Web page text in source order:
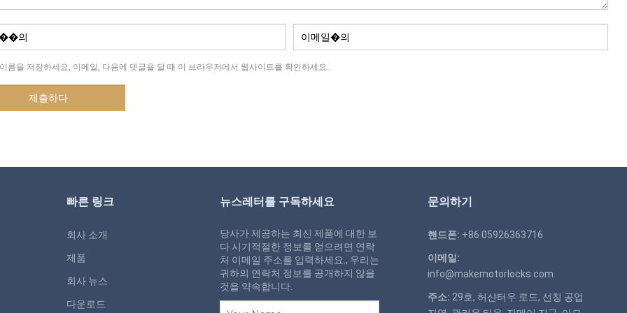
름을 저장하세요, 이메일, 다음에 댓글을 달 때 이 브라우저에서 웹사이트를 확인하세요..
빠른 링크
회사 소개
제품
회사 뉴스
다운로드
뉴스레터를 구독하세요
당사가 제공하는 최신 제품에 대한 보
다 시기적절한 정보를 얻으려면 연락
처 이메일 주소를 입력하세요., 우리는
귀하의 연락처 정보를 공개하지 않을
것을 약속합니다.
문의하기
핸드폰: +86 05926363716
이메일:
info@makemotorlocks.com
주소: 29호, 허샨터우 로드, 선칭 공업